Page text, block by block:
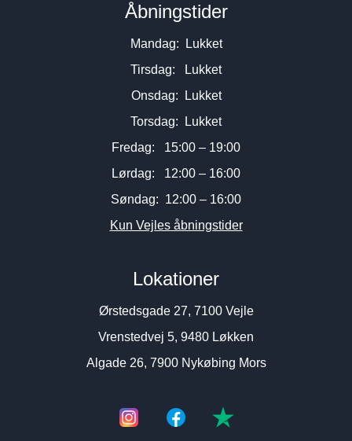
Åbningstider
Mandag: Lukket
Tirsdag: Lukket
Onsdag: Lukket
Torsdag: Lukket
Fredag: 15:00 – 19:00
Lørdag: 12:00 – 16:00
Søndag: 12:00 – 16:00
Kun Vejles åbningstider
Lokationer
Ørstedsgade 27, 7100 Vejle
Vrenstedvej 5, 9480 Løkken
Algade 26, 7900 Nykøbing Mors